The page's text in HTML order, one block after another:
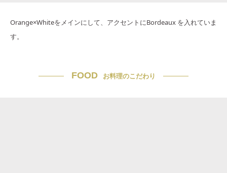
Orange×Whiteをメインにして、アクセントにBordeaux を入れていま
す。
FOOD お料理のこだわり